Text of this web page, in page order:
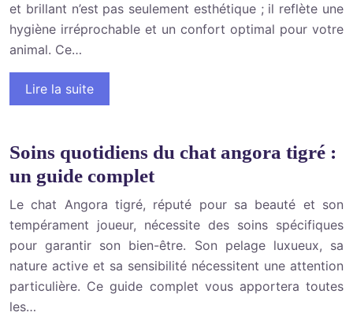
et brillant n’est pas seulement esthétique ; il reflète une
hygiène irréprochable et un confort optimal pour votre
animal. Ce…
Lire la suite
Soins quotidiens du chat angora tigré :
un guide complet
Le chat Angora tigré, réputé pour sa beauté et son
tempérament joueur, nécessite des soins spécifiques
pour garantir son bien-être. Son pelage luxueux, sa
nature active et sa sensibilité nécessitent une attention
particulière. Ce guide complet vous apportera toutes
les…